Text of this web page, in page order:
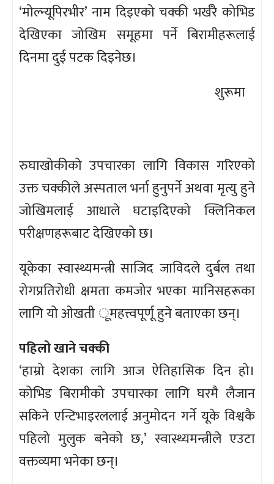
‘मोल्न्यूपिरभीर’ नाम दिइएको चक्की भर्खरै कोभिड
देखिएका जोखिम समूहमा पर्ने बिरामीहरूलाई
दिनमा दुई पटक दिइनेछ।
शुरूमा
रुघाखोकीको उपचारका लागि विकास गरिएको
उक्त चक्कीले अस्पताल भर्ना हुनुपर्ने अथवा मृत्यु हुने
जोखिमलाई आधाले घटाइदिएको क्लिनिकल
परीक्षणहरूबाट देखिएको छ।
यूकेका स्वास्थ्यमन्त्री साजिद जाविदले दुर्बल तथा
रोगप्रतिरोधी क्षमता कमजोर भएका मानिसहरूका
लागि यो ओखती ूमहत्त्वपूर्णू हुने बताएका छन्।
पहिलो खाने चक्की
‘हाम्रो देशका लागि आज ऐतिहासिक दिन हो।
कोभिड बिरामीको उपचारका लागि घरमै लैजान
सकिने एन्टिभाइरललाई अनुमोदन गर्ने यूके विश्वकै
पहिलो मुलुक बनेको छ,’ स्वास्थ्यमन्त्रीले एउटा
वक्तव्यमा भनेका छन्।